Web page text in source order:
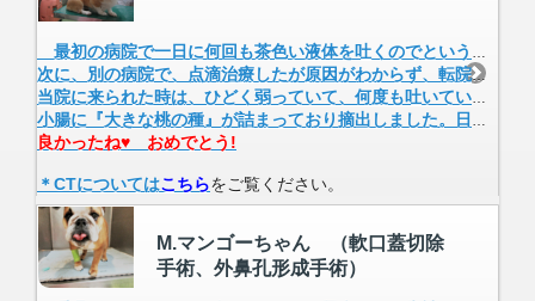
次に、別の病院で、点滴治療したが原因がわからず、転院先の病院にCT等の検査をしてもらってくださいと言われたと来院されました。
当院に来られた時は、ひどく弱っていて、何度も吐いていました。CT撮影で閉塞像が認められたため手術となりました。
小腸に『大きな桃の種』が詰まっており摘出しました。日に日に回復がみられ元気に退院されました。
良かったね♥ おめでとう!
＊CTについてはこちらをご覧ください。
M.マンゴーちゃん （軟口蓋切除
手術、外鼻孔形成手術）